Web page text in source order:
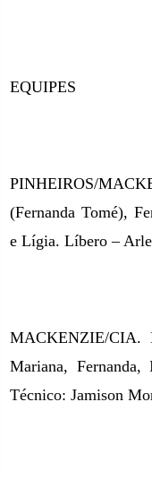
EQUIPES
PINHEIROS/
(Fernanda Tomé),
e Lígia. Líbero –
MACKENZIE/CIA.
Mariana,
Técnico: Jamison